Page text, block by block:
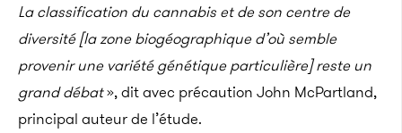
La classification du cannabis et de son centre de
diversité [la zone biogéographique d’où semble
provenir une variété génétique particulière] reste un
grand débat», dit avec précaution John McPartland,
principal auteur de l’étude.